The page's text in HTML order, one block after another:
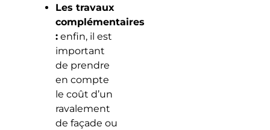
Les travaux
complémentaires
:enfin, il est
important
de prendre
en compte
le coût d’un
ravalement
de façade ou